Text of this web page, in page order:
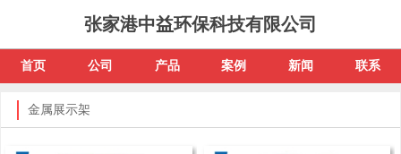
张家港中益环保科技有限公司
首页 公司 产品 案例 新闻 联系
金属展示架